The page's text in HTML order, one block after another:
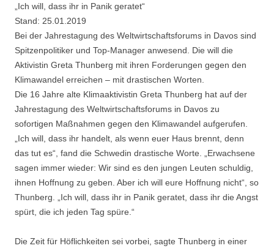
„Ich will, dass ihr in Panik geratet“
Stand: 25.01.2019
Bei der Jahrestagung des Weltwirtschaftsforums in Davos sind
Spitzenpolitiker und Top-Manager anwesend. Die will die
Aktivistin Greta Thunberg mit ihren Forderungen gegen den
Klimawandel erreichen – mit drastischen Worten.
Die 16 Jahre alte Klimaaktivistin Greta Thunberg hat auf der
Jahrestagung des Weltwirtschaftsforums in Davos zu
sofortigen Maßnahmen gegen den Klimawandel aufgerufen.
„Ich will, dass ihr handelt, als wenn euer Haus brennt, denn
das tut es“, fand die Schwedin drastische Worte. „Erwachsene
sagen immer wieder: Wir sind es den jungen Leuten schuldig,
ihnen Hoffnung zu geben. Aber ich will eure Hoffnung nicht“, so
Thunberg. „Ich will, dass ihr in Panik geratet, dass ihr die Angst
spürt, die ich jeden Tag spüre.“
Die Zeit für Höflichkeiten sei vorbei, sagte Thunberg in einer